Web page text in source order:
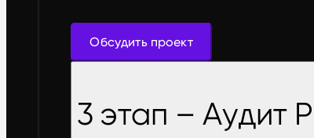
Обсудить проект
3 этап – Аудит